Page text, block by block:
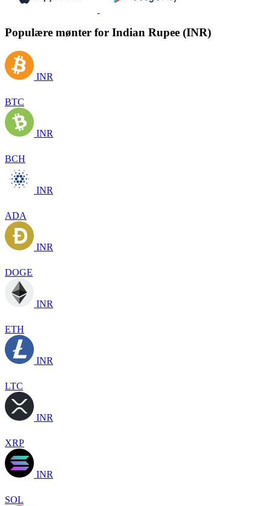
Populære mønter for Indian Rupee (INR)
INR
BTC
INR
BCH
INR
ADA
INR
DOGE
INR
ETH
INR
LTC
INR
XRP
INR
SOL